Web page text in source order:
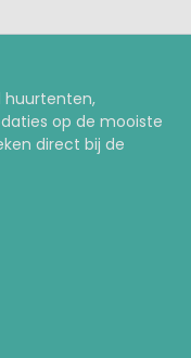
huurtenten,
op de mooiste
direct bij de